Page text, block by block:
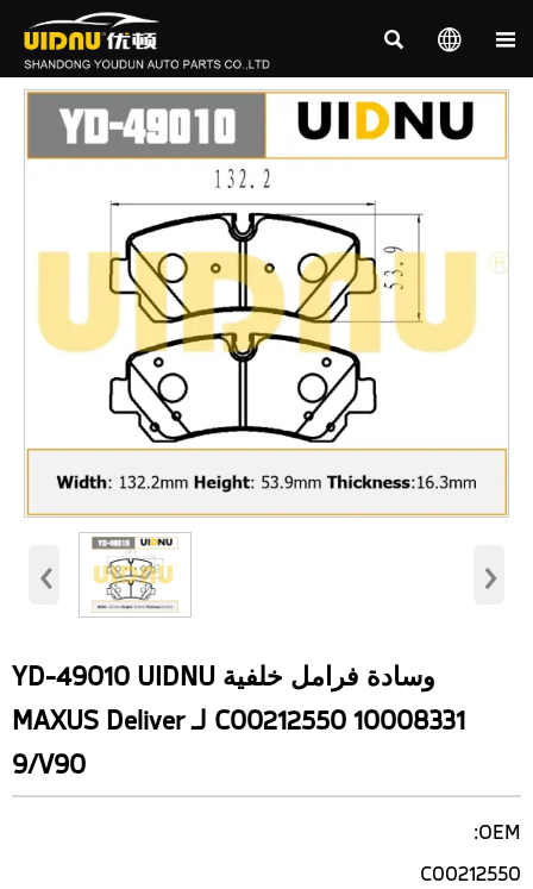
  
‹ ›
وسادة فرامل خلفية YD-49010 UIDNU
C00212550 10008331 لـ MAXUS Deliver
9/V90
OEM:
C00212550